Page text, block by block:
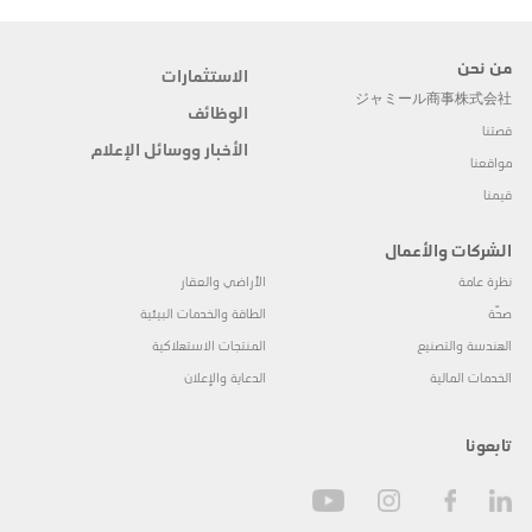
من نحن
ジャミール商事株式会社
قصتنا
مواقعنا
قيمنا
الاستثمارات
الوظائف
الأخبار ووسائل الإعلام
الشركات والأعمال
نظرة عامة
صحّة
الهندسة والتصنيع
الخدمات المالية
الأراضي والعقار
الطاقة والخدمات البيئية
المنتجات الاستهلاكية
الدعاية والإعلان
تابعونا